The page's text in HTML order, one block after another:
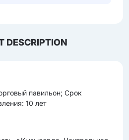
DESCRIPTION
павильон; Срок
10 лет